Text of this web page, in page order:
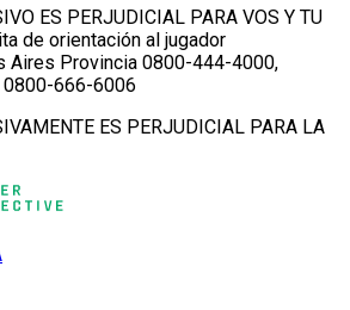
ES PERJUDICIAL PARA VOS Y TU
de orientación al jugador
Aires Provincia 0800-444-4000,
0800-666-6006
ES PERJUDICIAL PARA LA